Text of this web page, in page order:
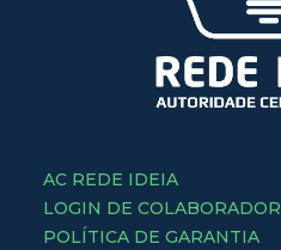
AC REDE IDEIA
LOGIN DE COLABORADOR
POLÍTICA DE GARANTIA